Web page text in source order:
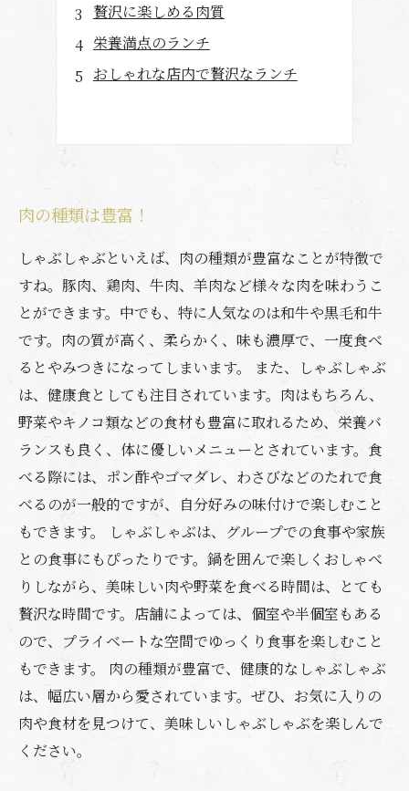
贅沢に楽しめる肉質
栄養満点のランチ
おしゃれな店内で贅沢なランチ
肉の種類は豊富！
しゃぶしゃぶといえば、肉の種類が豊富なことが特徴で
すね。豚肉、鶏肉、牛肉、羊肉など様々な肉を味わうこ
とができます。中でも、特に人気なのは和牛や黒毛和牛
です。肉の質が高く、柔らかく、味も濃厚で、一度食べ
るとやみつきになってしまいます。 また、しゃぶしゃぶ
は、健康食としても注目されています。肉はもちろん、
野菜やキノコ類などの食材も豊富に取れるため、栄養バ
ランスも良く、体に優しいメニューとされています。食
べる際には、ポン酢やゴマダレ、わさびなどのたれで食
べるのが一般的ですが、自分好みの味付けで楽しむこと
もできます。 しゃぶしゃぶは、グループでの食事や家族
との食事にもぴったりです。鍋を囲んで楽しくおしゃべ
りしながら、美味しい肉や野菜を食べる時間は、とても
贅沢な時間です。店舗によっては、個室や半個室もある
ので、プライベートな空間でゆっくり食事を楽しむこと
もできます。 肉の種類が豊富で、健康的なしゃぶしゃぶ
は、幅広い層から愛されています。ぜひ、お気に入りの
肉や食材を見つけて、美味しいしゃぶしゃぶを楽しんで
ください。